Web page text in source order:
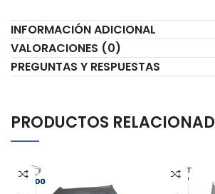
INFORMACIÓN ADICIONAL
VALORACIONES (0)
PREGUNTAS Y RESPUESTAS
PRODUCTOS
AGOT
ADO